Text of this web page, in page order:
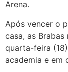
Arena.
Após vencer o
casa, as
quarta-feira
academia e em